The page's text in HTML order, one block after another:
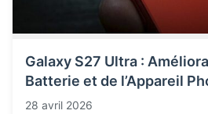
Galaxy S27 Ultra :
Batterie et de l’Appareil
28 avril 2026